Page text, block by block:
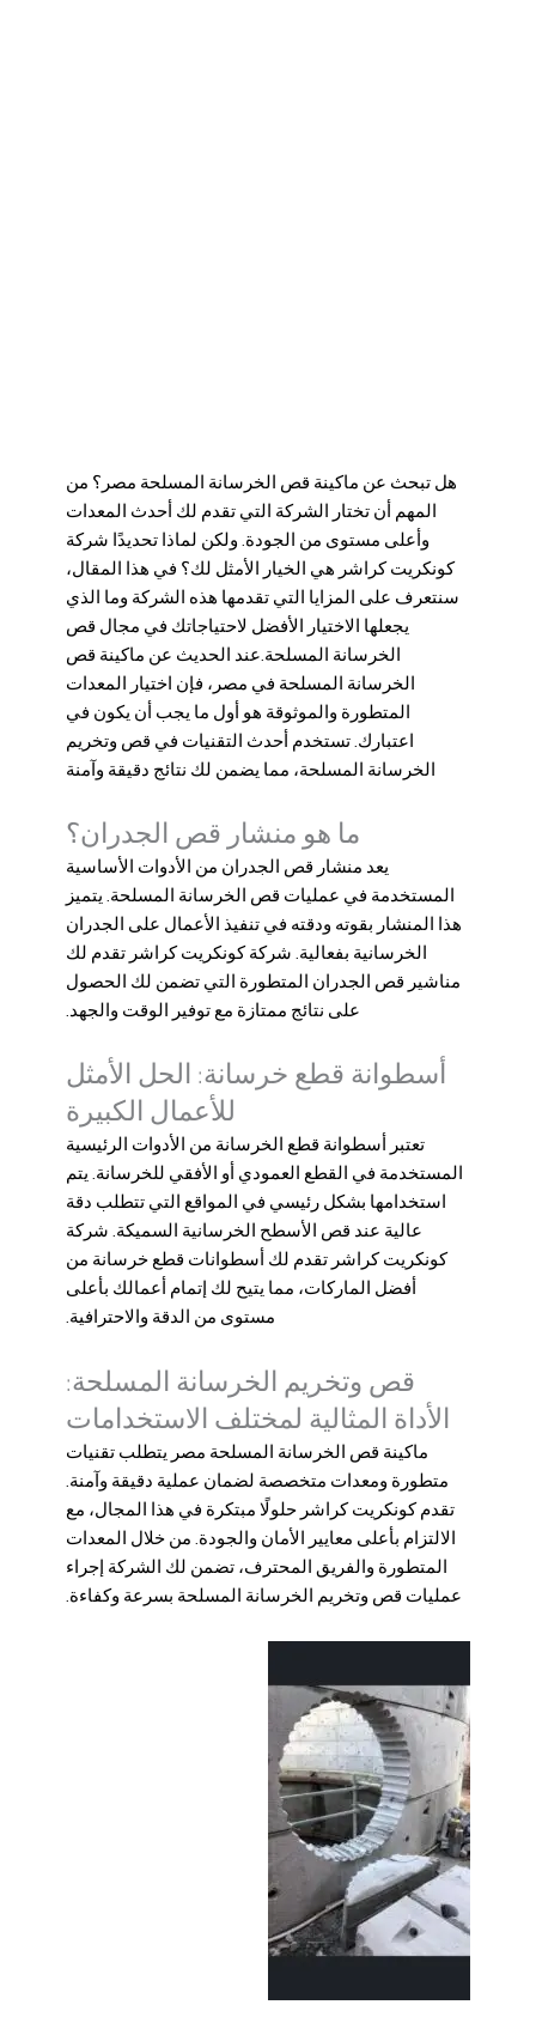
هل تبحث عن ماكینة قص الخرسانة المسلحة مصر ؟ من
المهم أن تختار الشركة التي تقدم لك أحدث المعدات
وأعلى مستوى من الجودة. ولكن لماذا تحديدًا شركة
كونكريت كراشر هي الخيار الأمثل لك؟ في هذا المقال،
سنتعرف على المزايا التي تقدمها هذه الشركة وما الذي
يجعلها الاختيار الأفضل لاحتياجاتك في مجال قص
الخرسانة المسلحة.عند الحديث عن ماكينة قص
الخرسانة المسلحة في مصر، فإن اختيار المعدات
المتطورة والموثوقة هو أول ما يجب أن يكون في
اعتبارك. تستخدم أحدث التقنيات في قص وتخريم
الخرسانة المسلحة، مما يضمن لك نتائج دقيقة وآمنة
ما هو منشار قص الجدران؟
يعد منشار قص الجدران من الأدوات الأساسية
المستخدمة في عمليات قص الخرسانة المسلحة. يتميز
هذا المنشار بقوته ودقته في تنفيذ الأعمال على الجدران
الخرسانية بفعالية. شركة كونكريت كراشر تقدم لك
مناشير قص الجدران المتطورة التي تضمن لك الحصول
على نتائج ممتازة مع توفير الوقت والجهد.
أسطوانة قطع خرسانة: الحل الأمثل
للأعمال الكبيرة
تعتبر أسطوانة قطع الخرسانة من الأدوات الرئيسية
المستخدمة في القطع العمودي أو الأفقي للخرسانة. يتم
استخدامها بشكل رئيسي في المواقع التي تتطلب دقة
عالية عند قص الأسطح الخرسانية السميكة. شركة
كونكريت كراشر تقدم لك أسطوانات قطع خرسانة من
أفضل الماركات، مما يتيح لك إتمام أعمالك بأعلى
مستوى من الدقة والاحترافية.
قص وتخريم الخرسانة المسلحة:
الأداة المثالية لمختلف الاستخدامات
ماكینة قص الخرسانة المسلحة مصر يتطلب تقنيات
متطورة ومعدات متخصصة لضمان عملية دقيقة وآمنة.
تقدم كونكريت كراشر حلولًا مبتكرة في هذا المجال، مع
الالتزام بأعلى معايير الأمان والجودة. من خلال المعدات
المتطورة والفريق المحترف، تضمن لك الشركة إجراء
عمليات قص وتخريم الخرسانة المسلحة بسرعة وكفاءة.